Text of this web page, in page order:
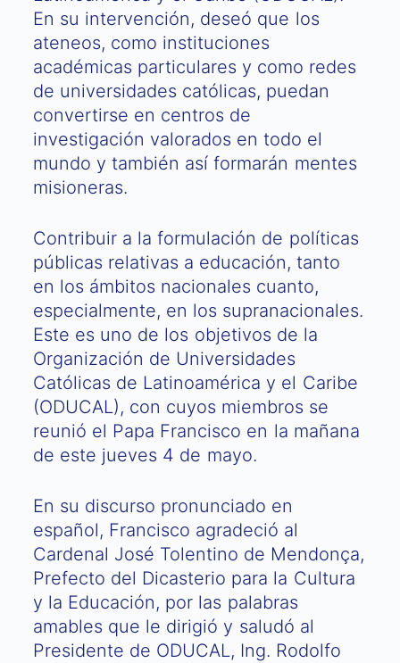
En su intervención, deseó que los
ateneos, como instituciones
académicas particulares y como redes
de universidades católicas, puedan
convertirse en centros de
investigación valorados en todo el
mundo y también así formarán mentes
misioneras.
Contribuir a la formulación de políticas
públicas relativas a educación, tanto
en los ámbitos nacionales cuanto,
especialmente, en los supranacionales.
Este es uno de los objetivos de la
Organización de Universidades
Católicas de Latinoamérica y el Caribe
(ODUCAL), con cuyos miembros se
reunió el Papa Francisco en la mañana
de este jueves 4 de mayo.
En su discurso pronunciado en
español, Francisco agradeció al
Cardenal José Tolentino de Mendonça,
Prefecto del Dicasterio para la Cultura
y la Educación, por las palabras
amables que le dirigió y saludó al
Presidente de ODUCAL, Ing. Rodolfo